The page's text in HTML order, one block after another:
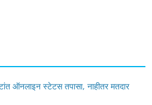
ऑनलाइन स्टेटस तपासा, नाहीतर मतदार